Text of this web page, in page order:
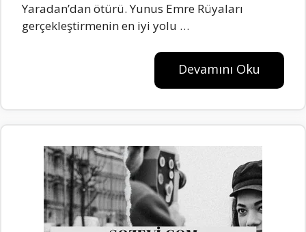
Yaradan’dan ötürü. Yunus Emre Rüyaları
gerçekleştirmenin en iyi yolu …
Devamını Oku